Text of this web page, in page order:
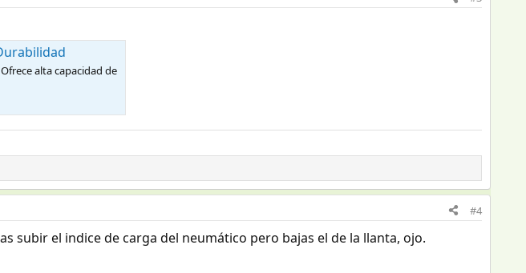
alta capacidad de
#4
subir el indice de carga del neumático pero bajas el de la llanta, ojo.